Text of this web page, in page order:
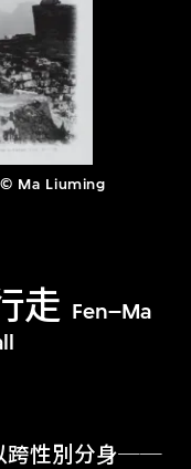
© Ma Liuming
走 Fen–Ma
跨性別分身──
世纪视觉